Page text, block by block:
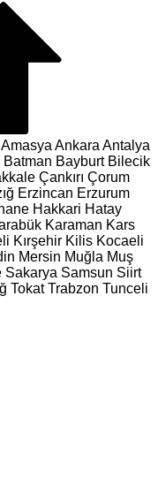
Amasya Ankara Antalya
Batman Bayburt Bilecik
Çankırı Çorum
Erzincan Erzurum
Hakkari Hatay
Karaman Kars
Kırşehir Kilis Kocaeli
Mersin Muğla Muş
Sakarya Samsun Siirt
Tokat Trabzon Tunceli